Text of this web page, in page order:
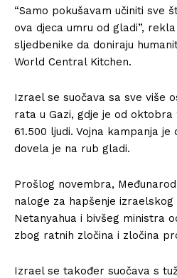
“Samo pokušavam učiniti sve
ova djeca umru od gladi”,
sljedbenike da doniraju
World Central Kitchen.
Izrael se suočava sa sve više
rata u Gazi, gdje je od oktobra
61.500 ljudi. Vojna kampanja
dovela je na rub gladi.
Prošlog novembra,
naloge za hapšenje
Netanyahua i bivšeg ministra
zbog ratnih zločina i zločina
Izrael se također suočava s